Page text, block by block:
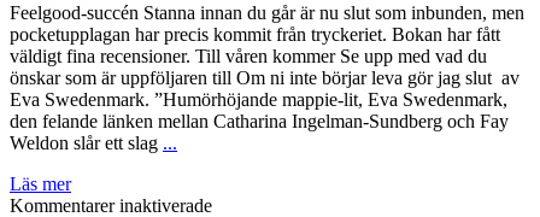
Feelgood-succén Stanna innan du går är nu slut som inbunden, men
pocketupplagan har precis kommit från tryckeriet. Bokan har fått
väldigt fina recensioner. Till våren kommer Se upp med vad du
önskar som är uppföljaren till Om ni inte börjar leva gör jag slut av
Eva Swedenmark. ”Humörhöjande mappie-lit, Eva Swedenmark,
den felande länken mellan Catharina Ingelman-Sundberg och Fay
Weldon slår ett slag ...
Läs mer
Kommentarer inaktiveradeför